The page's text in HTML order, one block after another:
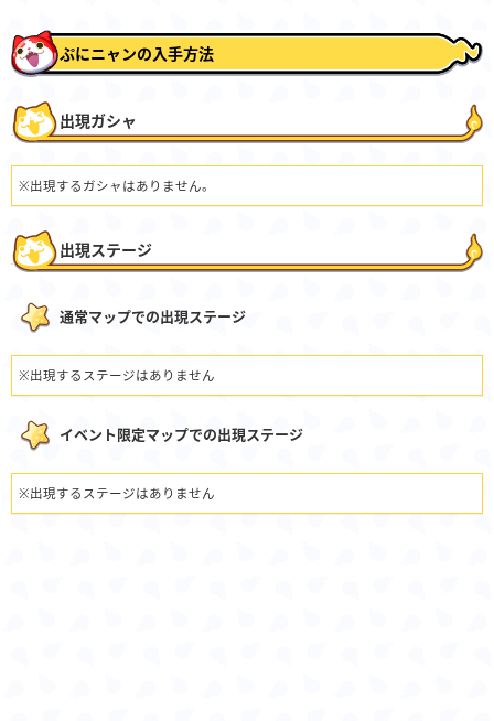
ぷにニャンの入手方法
出現ガシャ
※出現するガシャはありません。
出現ステージ
通常マップでの出現ステージ
※出現するステージはありません
イベント限定マップでの出現ステージ
※出現するステージはありません